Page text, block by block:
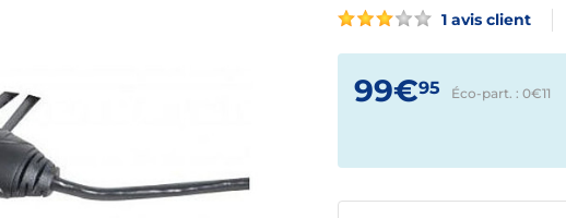
1 avis client
99€95 Éco-part. : 0€11